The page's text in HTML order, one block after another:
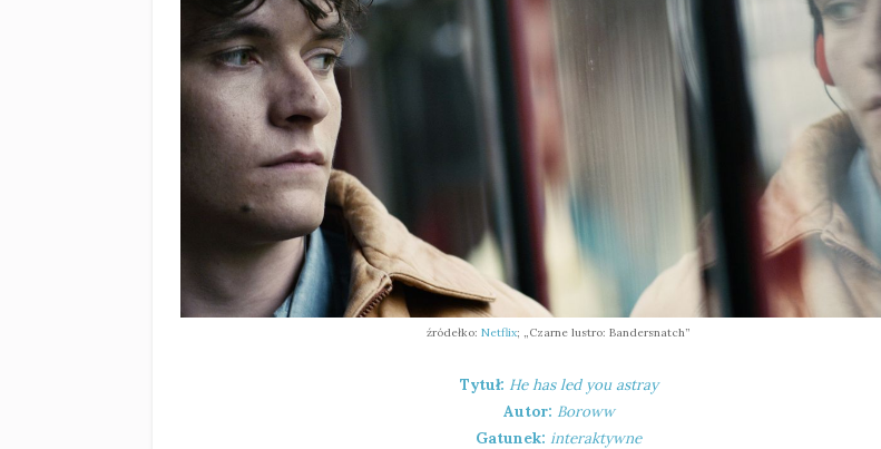
źródełko:Netflix; „Czarne lustro: Bandersnatch”
Tytuł: He has led you astray
Autor: Boroww
Gatunek: interaktywne